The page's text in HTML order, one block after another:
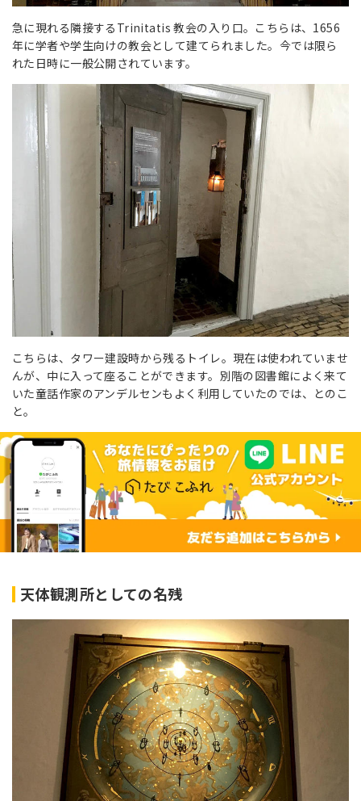
急に現れる隣接するTrinitatis 教会の入り口。こちらは、1656
年に学者や学生向けの教会として建てられました。今では限ら
れた日時に一般公開されています。
こちらは、タワー建設時から残るトイレ。現在は使われていませ
んが、中に入って座ることができます。別階の図書館によく来て
いた童話作家のアンデルセンもよく利用していたのでは、とのこ
と。
天体観測所としての名残